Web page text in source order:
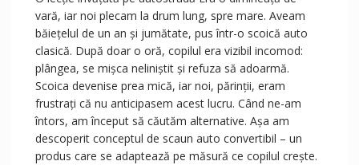
vară, iar noi plecam la drum lung, spre mare. Aveam
băiețelul de un an și jumătate, pus într-o scoică auto
clasică. După doar o oră, copilul era vizibil incomod:
plângea, se mișca neliniștit și refuza să adoarmă.
Scoica devenise prea mică, iar noi, părinții, eram
frustrați că nu anticipasem acest lucru. Când ne-am
întors, am început să căutăm alternative. Așa am
descoperit conceptul de scaun auto convertibil – un
produs care se adaptează pe măsură ce copilul crește.